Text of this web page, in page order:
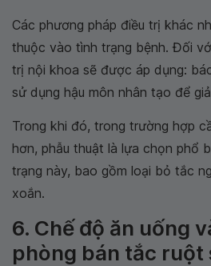
Các phương pháp điều trị khác
thuộc vào tình trạng bệnh. Đối
trị nội khoa sẽ được áp dụng:
sử dụng hậu môn nhân tạo để
Trong khi đó, trong trường hợp
hơn, phẫu thuật là lựa chọn phổ
trạng này, bao gồm loại bỏ tắc
xoắn.
6. Chế độ ăn uống
phòng bán tắc ruột